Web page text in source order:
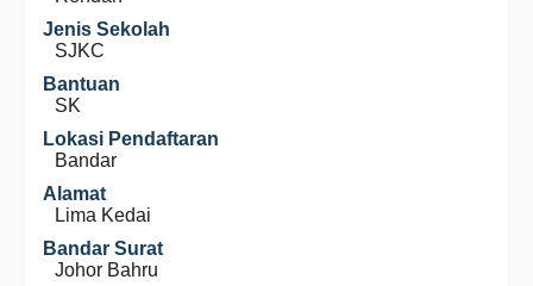
Jenis Sekolah
SJKC
Bantuan
SK
Lokasi Pendaftaran
Bandar
Alamat
Lima Kedai
Bandar Surat
Johor Bahru